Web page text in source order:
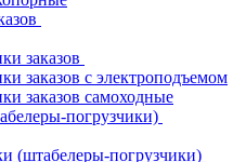
заказов
заказов с электроподъемом
заказов самоходные
погрузчики)
(штабелеры-погрузчики)